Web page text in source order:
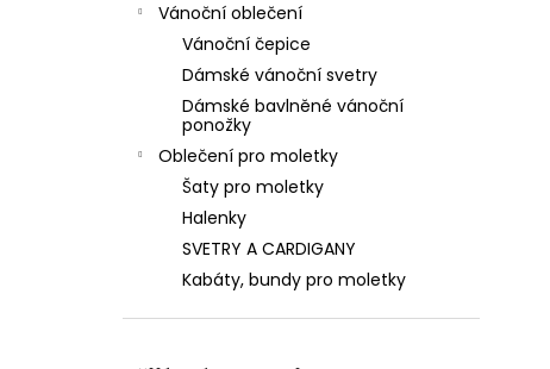
Vánoční oblečení
Vánoční čepice
Dámské vánoční svetry
Dámské bavlněné vánoční
ponožky
Oblečení pro moletky
Šaty pro moletky
Halenky
SVETRY A CARDIGANY
Kabáty, bundy pro moletky